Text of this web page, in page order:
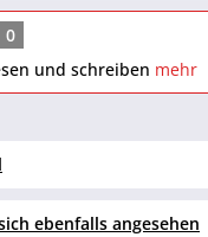
0
und schreiben mehr
ebenfalls angesehen